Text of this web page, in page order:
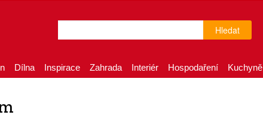
Hledat
Dílna Inspirace Zahrada Interiér Hospodaření Kuchyně